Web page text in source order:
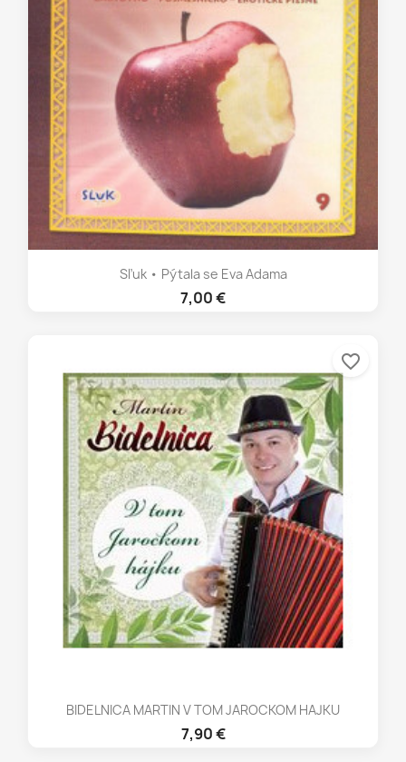
Sľuk • Pýtala se Eva Adama
7,00 €
BIDELNICA MARTIN V TOM JAROCKOM HAJKU
7,90 €
favorite_border